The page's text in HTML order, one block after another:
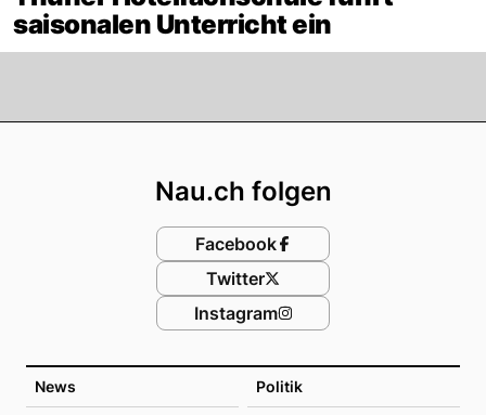
saisonalen Unterricht ein
News Politik
Nau.ch folgen
Facebook
Twitter
Instagram